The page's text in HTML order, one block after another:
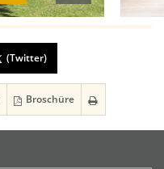
(Twitter)
Broschüre